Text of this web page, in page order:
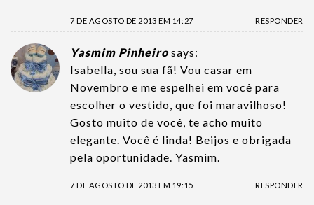
7 DE AGOSTO DE 2013 EM 14:27 RESPONDER
Yasmim Pinheiro says:
Isabella, sou sua fã! Vou casar em
Novembro e me espelhei em você para
escolher o vestido, que foi maravilhoso!
Gosto muito de você, te acho muito
elegante. Você é linda! Beijos e obrigada
pela oportunidade. Yasmim.
7 DE AGOSTO DE 2013 EM 19:15 RESPONDER